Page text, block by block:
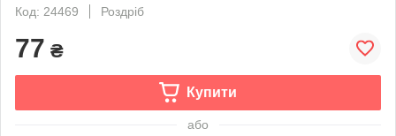
Код: 24469
Роздріб
77 ₴
Купити
або